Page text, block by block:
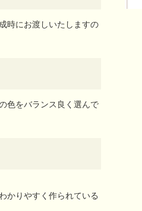
時にお渡しいたしますの
色をバランス良く選んで
かりやすく作られている